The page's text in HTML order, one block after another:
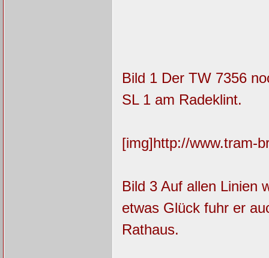
Bild 1 Der TW 7356
SL 1 am Radeklint.
[img]http://www.tram-
Bild 3 Auf allen Linien
etwas Glück fuhr er
Rathaus.